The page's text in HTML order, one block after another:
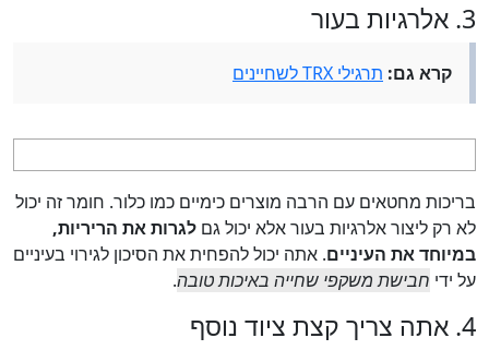
3. אלרגיות בעור
קרא גם: תרגילי TRX לשחיינים
בריכות מחטאים עם הרבה מוצרים כימיים כמו כלור. חומר זה יכול
לא רק ליצור אלרגיות בעור אלא יכול גם לגרות את הריריות,
במיוחד את העיניים. אתה יכול להפחית את הסיכון לגירוי בעיניים
על ידי חבישת משקפי שחייה באיכות טובה.
4. אתה צריך קצת ציוד נוסף